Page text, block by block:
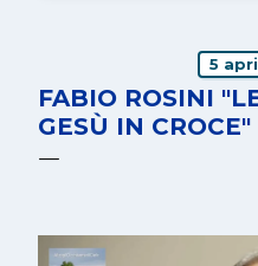
5
FABIO ROSINI
GESÙ IN CROCE"